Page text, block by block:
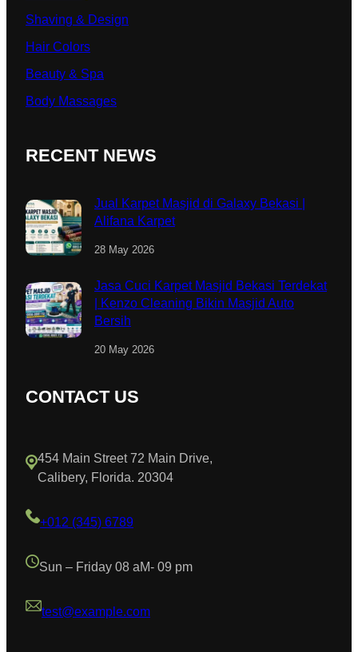
Shaving & Design
Hair Colors
Beauty & Spa
Body Massages
RECENT NEWS
Jual Karpet Masjid di Galaxy Bekasi |
Alifana Karpet
28 May 2026
Jasa Cuci Karpet Masjid Bekasi Terdekat
| Kenzo Cleaning Bikin Masjid Auto
Bersih
20 May 2026
CONTACT US
454 Main Street 72 Main Drive,
Calibery, Florida. 20304
+012 (345) 6789
Sun – Friday 08 aM- 09 pm
test@example.com